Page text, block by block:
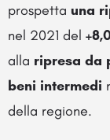
prospetta una
nel 2021 del
alla ripresa da
beni intermedi
della regione.